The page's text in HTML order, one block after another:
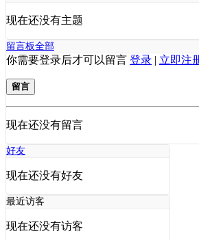
现在还没有主题
留言板全部
你需要登录后才可以留言 登录 | 立即注
留言
现在还没有留言
好友
现在还没有好友
最近访客
现在还没有访客